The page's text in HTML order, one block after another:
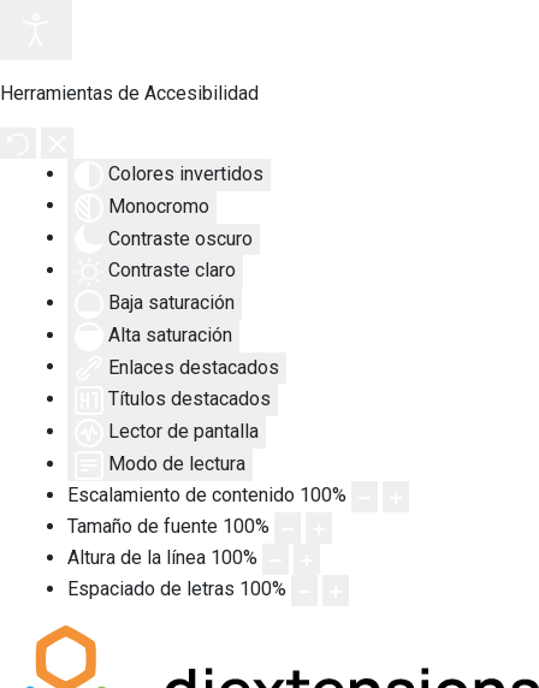
Herramientas de Accesibilidad
Colores invertidos
Monocromo
Contraste oscuro
Contraste claro
Baja saturación
Alta saturación
Enlaces destacados
Títulos destacados
Lector de pantalla
Modo de lectura
Escalamiento de contenido 100%
Tamaño de fuente 100%
Altura de la línea 100%
Espaciado de letras 100%